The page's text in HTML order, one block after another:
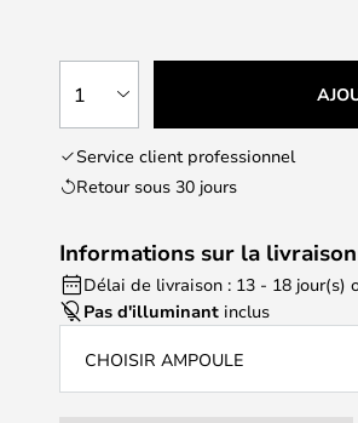
1
Service client professionnel
Retour sous 30 jours
Informations sur la livraison
Délai de livraison : 13 - 18 jour(s)
Pas d'illuminant inclus
CHOISIR AMPOULE